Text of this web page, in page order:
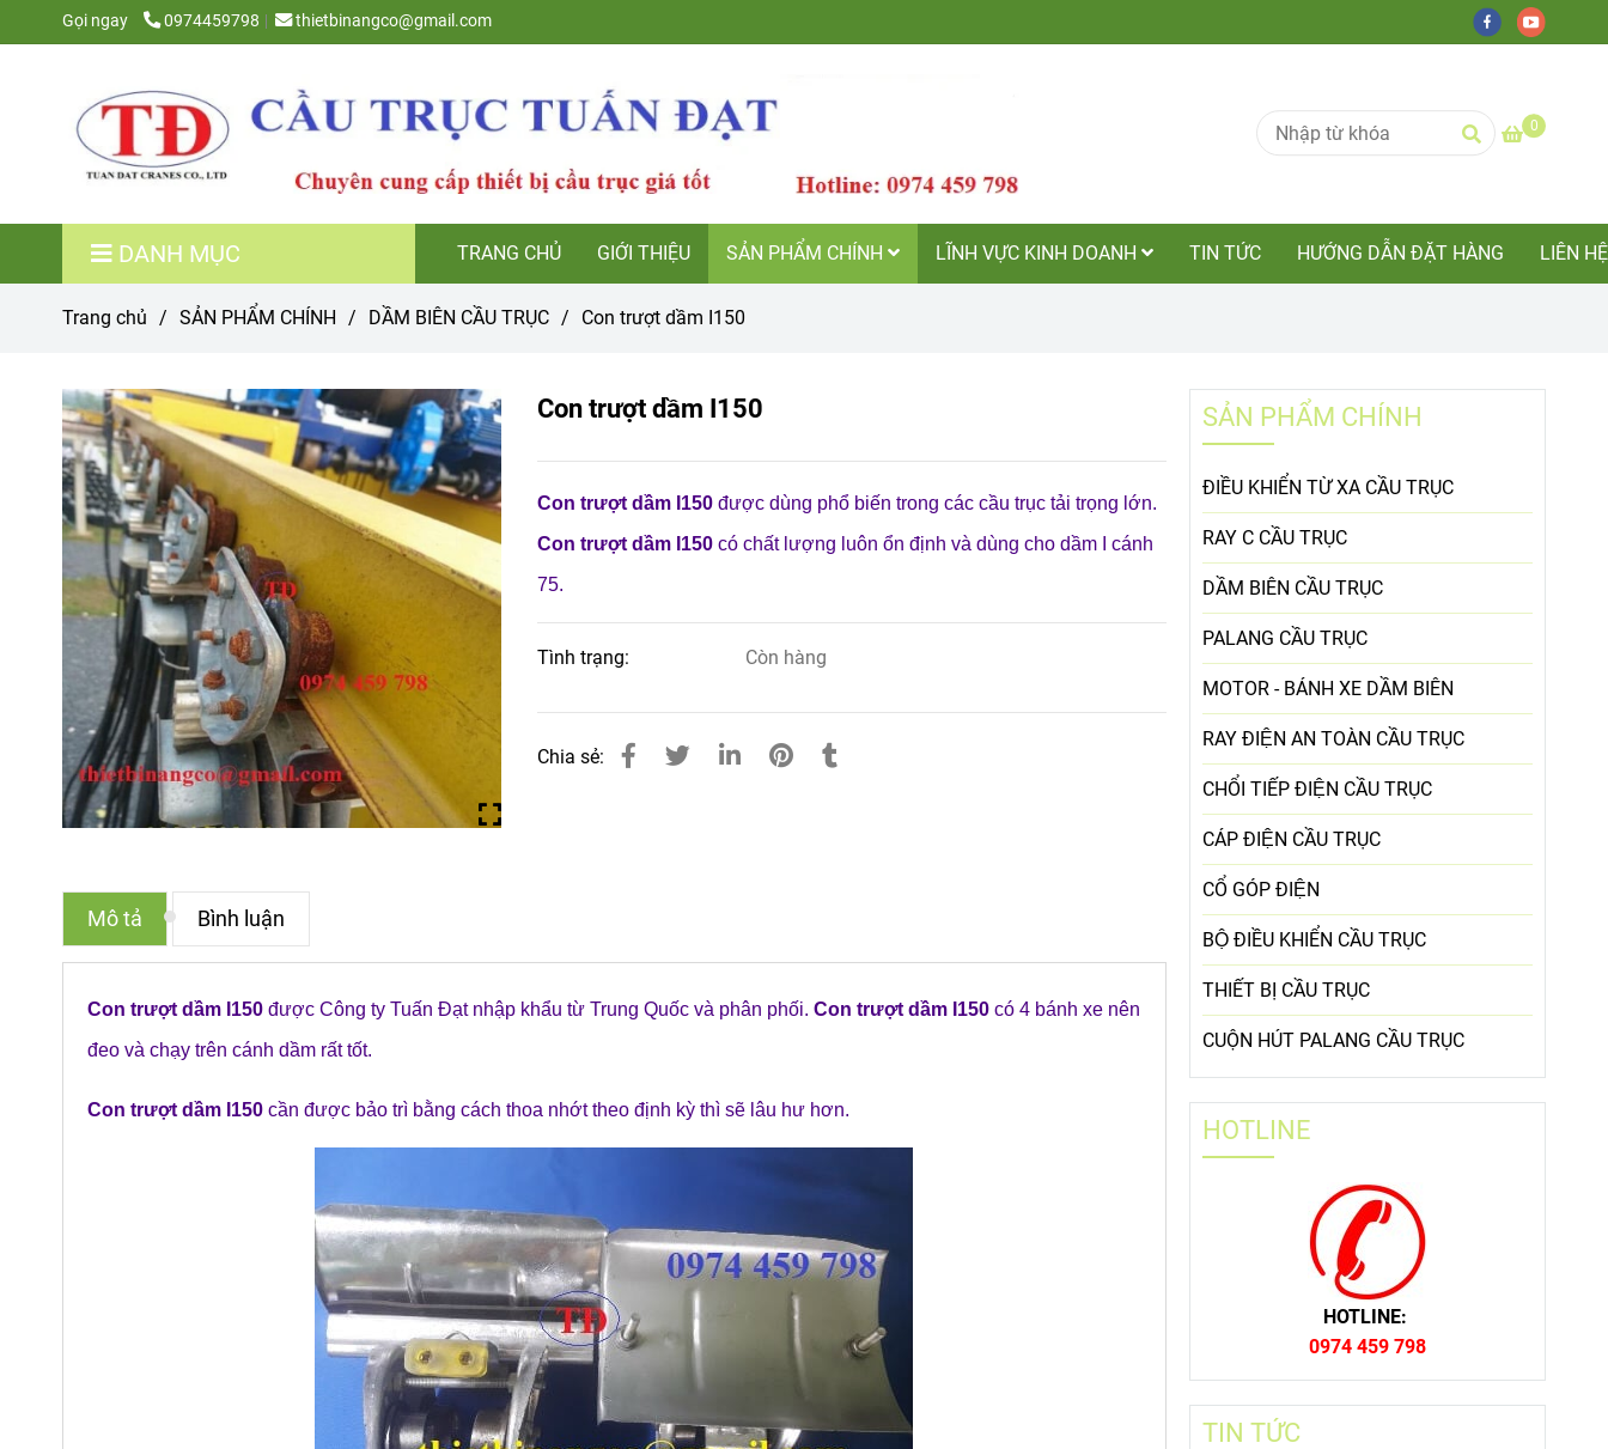
Gọi ngay 0974459798 thietbinangco@gmail.com
0
DANH MỤC TRANG CHỦ GIỚI THIỆU SẢN PHẨM CHÍNH LĨNH VỰC KINH DOANH TIN TỨC HƯỚNG DẪN ĐẶT HÀNG LIÊN HỆ
Trang chủ / SẢN PHẨM CHÍNH / DẦM BIÊN CẦU TRỤC / Con trượt dầm I150
Con trượt dầm I150
Con trượt dầm I150được dùng phổ biến trong các cầu trục tải trọng lớn.
Con trượt dầm I150có chất lượng luôn ổn định và dùng cho dầm I cánh
75.
Tình trạng: Còn hàng
Chia sẻ:
Mô tả Bình luận
Con trượt dầm I150 được Công ty Tuấn Đạt nhập khẩu từ Trung Quốc và phân phối. Con trượt dầm I150 có 4 bánh xe nên
đeo và chạy trên cánh dầm rất tốt.
Con trượt dầm I150 cần được bảo trì bằng cách thoa nhớt theo định kỳ thì sẽ lâu hư hơn.
SẢN PHẨM CHÍNH
ĐIỀU KHIỂN TỪ XA CẦU TRỤC
RAY C CẦU TRỤC
DẦM BIÊN CẦU TRỤC
PALANG CẦU TRỤC
MOTOR - BÁNH XE DẦM BIÊN
RAY ĐIỆN AN TOÀN CẦU TRỤC
CHỔI TIẾP ĐIỆN CẦU TRỤC
CÁP ĐIỆN CẦU TRỤC
CỔ GÓP ĐIỆN
BỘ ĐIỀU KHIỂN CẦU TRỤC
THIẾT BỊ CẦU TRỤC
CUỘN HÚT PALANG CẦU TRỤC
HOTLINE
HOTLINE:
0974 459 798
TIN TỨC